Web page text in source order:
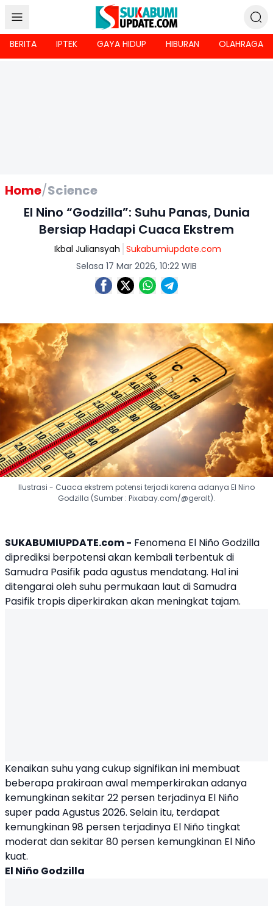
BERITA IPTEK GAYA HIDUP HIBURAN OLAHRAGA
Home/Science
El Nino “Godzilla”: Suhu Panas, Dunia
Bersiap Hadapi Cuaca Ekstrem
Ikbal Juliansyah Sukabumiupdate.com
Selasa 17 Mar 2026, 10:22 WIB
Ilustrasi - Cuaca ekstrem potensi terjadi karena adanya El Nino
Godzilla (Sumber : Pixabay.com/@geralt).
SUKABUMIUPDATE.com - Fenomena El Niño Godzilla
diprediksi berpotensi akan kembali terbentuk di
Samudra Pasifik pada agustus mendatang. Hal ini
ditengarai oleh suhu permukaan laut di Samudra
Pasifik tropis diperkirakan akan meningkat tajam.
Kenaikan suhu yang cukup signifikan ini membuat
beberapa prakiraan awal memperkirakan adanya
kemungkinan sekitar 22 persen terjadinya El Niño
super pada Agustus 2026. Selain itu, terdapat
kemungkinan 98 persen terjadinya El Niño tingkat
moderat dan sekitar 80 persen kemungkinan El Niño
kuat.
El Niño Godzilla